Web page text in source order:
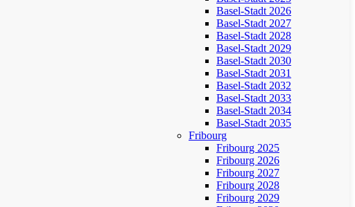
Basel-Stadt 2026
Basel-Stadt 2027
Basel-Stadt 2028
Basel-Stadt 2029
Basel-Stadt 2030
Basel-Stadt 2031
Basel-Stadt 2032
Basel-Stadt 2033
Basel-Stadt 2034
Basel-Stadt 2035
Fribourg
Fribourg 2025
Fribourg 2026
Fribourg 2027
Fribourg 2028
Fribourg 2029